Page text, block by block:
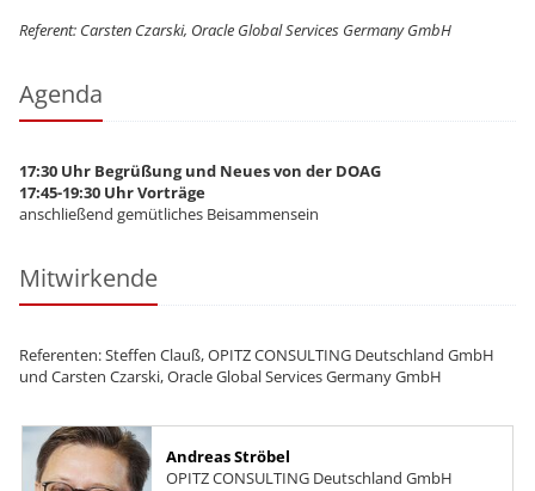
Referent: Carsten Czarski, Oracle Global Services Germany GmbH
Agenda
17:30 Uhr Begrüßung und Neues von der DOAG
17:45-19:30 Uhr Vorträge
anschließend gemütliches Beisammensein
Mitwirkende
Referenten: Steffen Clauß, OPITZ CONSULTING Deutschland GmbH
und Carsten Czarski, Oracle Global Services Germany GmbH
Andreas Ströbel
OPITZ CONSULTING Deutschland GmbH